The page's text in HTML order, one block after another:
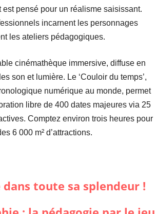
pensé pour un réalisme saisissant.
incarnent les personnages
les ateliers pédagogiques.
cinémathèque immersive, diffuse en
son et lumière. Le ‘Couloir du temps’,
numérique au monde, permet
libre de 400 dates majeures via 25
Comptez environ trois heures pour
6 000 m² d’attractions.